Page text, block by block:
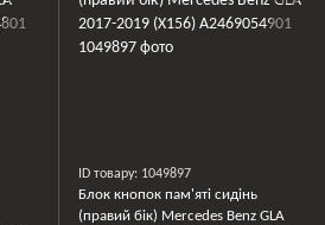
ID товару: 1049897
Блок кнопок пам'яті сидінь
(правий бік) Mercedes Benz GLA